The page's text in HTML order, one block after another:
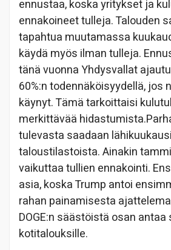
ennustaa, koska yritykset ja
ennakoineet tulleja. Talouden
tapahtua muutamassa
käydä myös ilman tulleja.
tänä vuonna Yhdysvallat
60%:n todennäköisyydellä, jos
käynyt. Tämä tarkoittaisi
merkittävää
tulevasta saadaan
taloustilastoista. Ainakin
vaikuttaa tullien ennakointi.
asia, koska Trump antoi
rahan painamisesta
DOGE:n säästöistä osan antaa
kotitalouksille.